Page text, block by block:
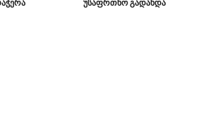
უსაფრთხო გადახდა